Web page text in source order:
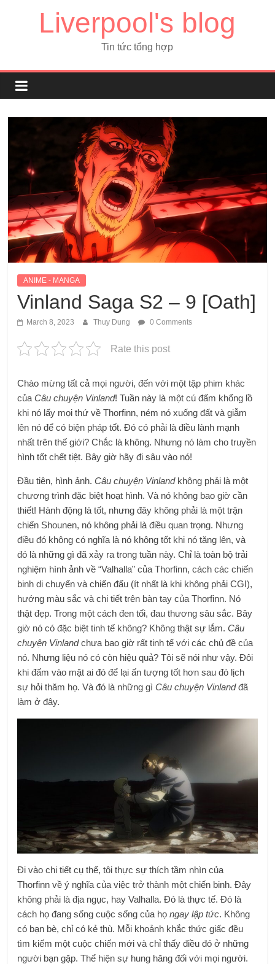
Liverpool's blog
Tin tức tổng hợp
ANIME - MANGA
Vinland Saga S2 – 9 [Oath]
March 8, 2023 Thuy Dung 0 Comments
Rate this post
Chào mừng tất cả mọi người, đến với một tập phim khác
củaCâu chuyện Vinland! Tuần này là một cú đấm khổng lồ
khi nó lấy mọi thứ về Thorfinn, ném nó xuống đất và giẫm
lên nó để có biện pháp tốt. Đó có phải là điều lành mạnh
nhất trên thế giới? Chắc là không. Nhưng nó làm cho truyền
hình tốt chết tiệt. Bây giờ hãy đi sâu vào nó!
Đầu tiên, hình ảnh.Câu chuyện Vinlandkhông phải là một
chương trình đặc biệt hoạt hình. Và nó không bao giờ cần
thiết! Hành động là tốt, nhưng đây không phải là một trận
chiến Shounen, nó không phải là điều quan trọng. Nhưng
điều đó không có nghĩa là nó không tốt khi nó tăng lên, và
đó là những gì đã xảy ra trong tuần này. Chỉ là toàn bộ trải
nghiệm hình ảnh về “Valhalla” của Thorfinn, cách các chiến
binh di chuyển và chiến đấu (ít nhất là khi không phải CGI),
hướng màu sắc và chi tiết trên bàn tay của Thorfinn. Nó
thật đẹp. Trong một cách đen tối, đau thương sâu sắc. Bây
giờ nó có đặc biệt tinh tế không? Không thật sự lắm.Câu
chuyện Vinlandchưa bao giờ rất tinh tế với các chủ đề của
nó. Nhưng liệu nó có còn hiệu quả? Tôi sẽ nói như vậy. Đôi
khi đấm vào mặt ai đó để lại ấn tượng tốt hơn sau đó lịch
sự hỏi thăm họ. Và đó là những gìCâu chuyện Vinlandđã
làm ở đây.
Đi vào chi tiết cụ thể, tôi thực sự thích tầm nhìn của
Thorfinn về ý nghĩa của việc trở thành một chiến binh. Đây
không phải là địa ngục, hay Valhalla. Đó là thực tế. Đó là
cách họ đang sống cuộc sống của họngay lập tức. Không
có bạn bè, chỉ có kẻ thù. Mỗi khoảnh khắc thức giấc đều
tìm kiếm một cuộc chiến mới và chỉ thấy điều đó ở những
người bạn gặp. Thể hiện sự hung hăng đối với mọi người.